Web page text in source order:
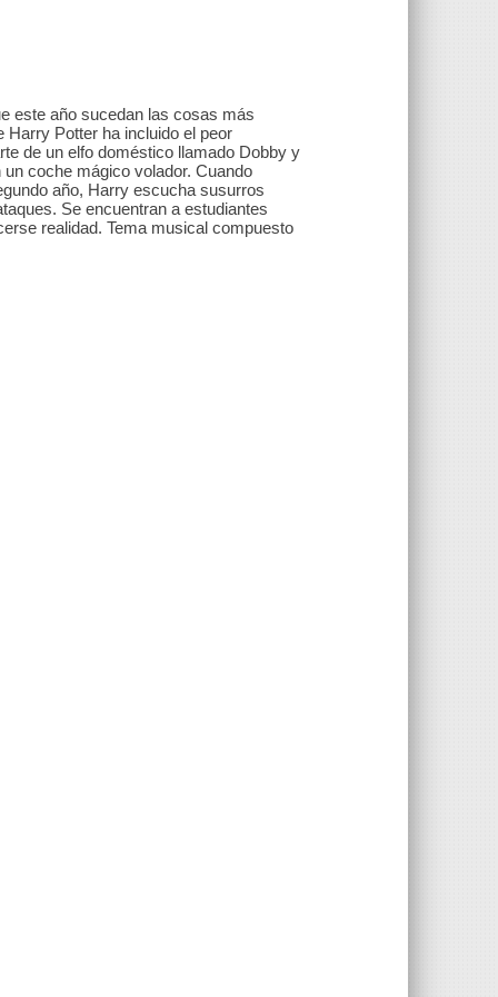
este año sucedan las cosas más
Potter ha incluido el peor
de un elfo doméstico llamado Dobby y
coche mágico volador. Cuando
año, Harry escucha susurros
Se encuentran a estudiantes
realidad. Tema musical compuesto